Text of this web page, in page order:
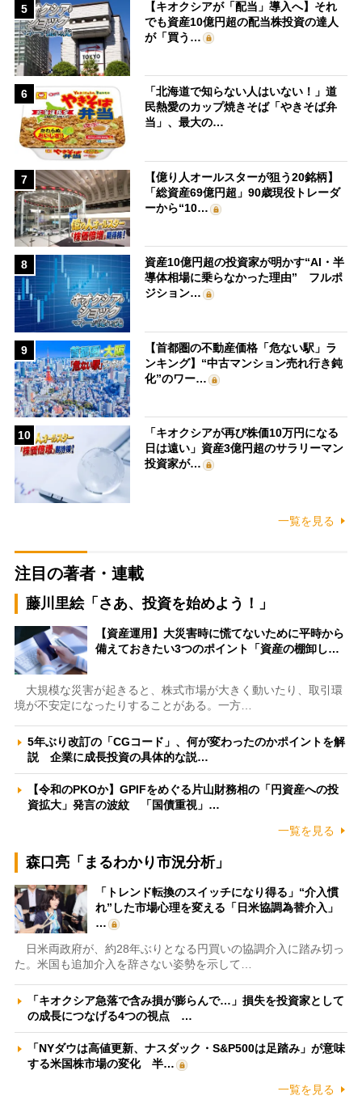
5
【キオクシアが「配当」導入へ】それ
でも資産10億円超の配当株投資の達人
が「買う…
6
「北海道で知らない人はいない！」道
民熱愛のカップ焼きそば「やきそば弁
当」、最大の…
7
【億り人オールスターが狙う20銘柄】
「総資産69億円超」90歳現役トレーダ
ーから“10…
8
資産10億円超の投資家が明かす“AI・半
導体相場に乗らなかった理由” フルポ
ジション…
9
【首都圏の不動産価格「危ない駅」ラ
ンキング】“中古マンション売れ行き鈍
化”のワー…
10
「キオクシアが再び株価10万円になる
日は遠い」資産3億円超のサラリーマン
投資家が…
一覧を見る
注目の著者・連載
藤川里絵「さあ、投資を始めよう！」
【資産運用】大災害時に慌てないために平時から
備えておきたい3つのポイント「資産の棚卸し…
大規模な災害が起きると、株式市場が大きく動いたり、取引環
境が不安定になったりすることがある。一方…
5年ぶり改訂の「CGコード」、何が変わったのかポイントを解
説 企業に成長投資の具体的な説…
【令和のPKOか】GPIFをめぐる片山財務相の「円資産への投
資拡大」発言の波紋 「国債重視」…
一覧を見る
森口亮「まるわかり市況分析」
「トレンド転換のスイッチになり得る」“介入慣
れ”した市場心理を変える「日米協調為替介入」
…
日米両政府が、約28年ぶりとなる円買いの協調介入に踏み切っ
た。米国も追加介入を辞さない姿勢を示して…
「キオクシア急落で含み損が膨らんで…」損失を投資家として
の成長につなげる4つの視点 …
「NYダウは高値更新、ナスダック・S&P500は足踏み」が意味
する米国株市場の変化 半…
一覧を見る